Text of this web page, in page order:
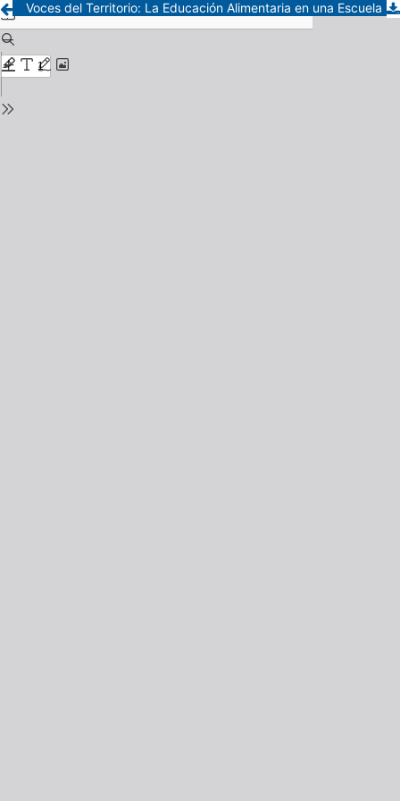
Voces del Territorio: La Educación Alimentaria en una Escuela Rural rodeada de extractivismo